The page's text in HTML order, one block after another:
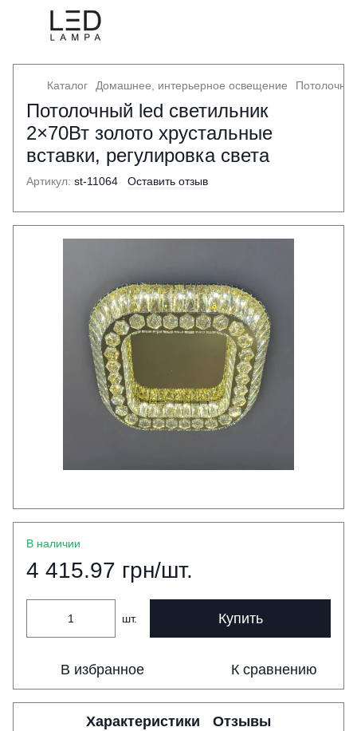
Каталог Домашнее, интерьерное освещение
Потолочный led светильник
2×70Вт золото хрустальные
вставки, регулировка света
Артикул: st-11064 Оставить отзыв
В наличии
4 415.97 грн/шт.
шт. Купить
В избранное К сравнению
Характеристики Отзывы